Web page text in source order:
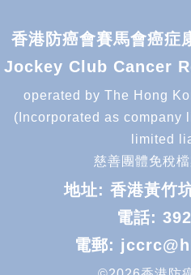
香港防癌會賽馬會癌症
Jockey Club Cancer
operated by The Hong
(Incorporated as company
limited
慈善團體免稅
地址: 香港黃竹
電話:
電郵: